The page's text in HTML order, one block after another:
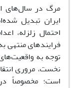
مرگ در سال‌های
ایران تبدیل
احتمال زلزله،
فرایندهای منتهی
توجه به
نخست، مروری
است؛ مخصوصاً در